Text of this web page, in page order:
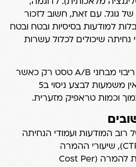
גוגל. עם זאת, חשוב לזכור
למודעות בסיסיות ובטח ובטח
נחיתה שיכולים לכלול עשרות
*אנחנו ממליצים על ריבוי מבחני A/B טסט רק כאשר
התקציב מאפשר(!) אין משמעות לבצע ניסוי ב5
וכמות טראפיק מזערית.
המודעות ועמודי הנחיתה
הם אחוז הלחיצות (CTR), שיעורי ההמרה
(Conversions) ועלות להמרה (Cost Per